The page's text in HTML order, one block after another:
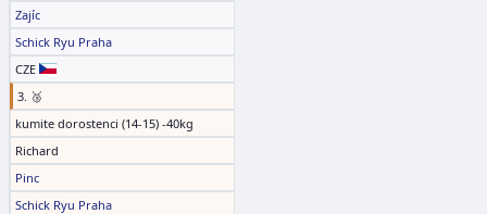
Zajíc
Schick Ryu Praha
CZE
3. 🥉
kumite dorostenci (14-15) -40kg
Richard
Pinc
Schick Ryu Praha